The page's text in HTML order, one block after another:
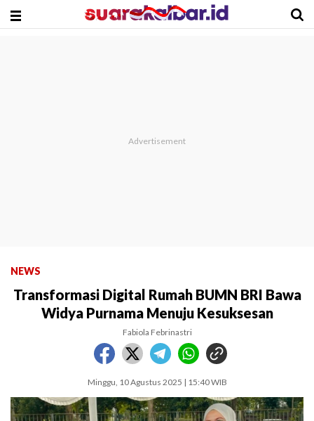
NEWS
Transformasi Digital Rumah BUMN BRI Bawa
Widya Purnama Menuju Kesuksesan
Fabiola Febrinastri
Minggu, 10 Agustus 2025 | 15:40 WIB